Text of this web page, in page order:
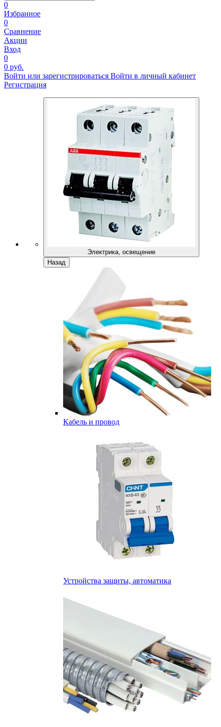
0
Избранное
0
Сравнение
Акции
Вход
0
0 руб.
Войти или зарегистрироваться Войти в личный кабинет
Регистрация
Электрика, освещение
Назад
Кабель и провод
Устройства защиты, автоматика